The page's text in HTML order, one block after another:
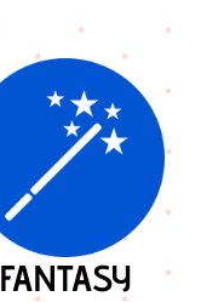
FANTASY